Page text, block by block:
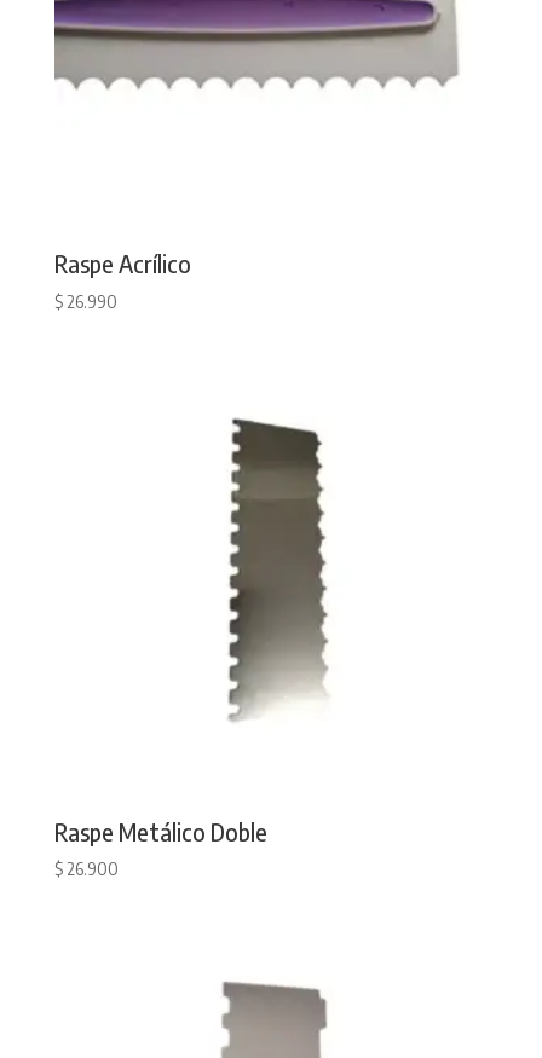
Raspe Acrílico
$26.990
Raspe Metálico Doble
$26.900